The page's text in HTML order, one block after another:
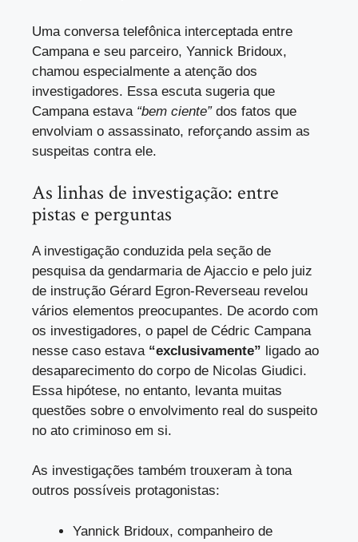
Uma conversa telefônica interceptada entre
Campana e seu parceiro, Yannick Bridoux,
chamou especialmente a atenção dos
investigadores. Essa escuta sugeria que
Campana estava “bem ciente”dos fatos que
envolviam o assassinato, reforçando assim as
suspeitas contra ele.
As linhas de investigação: entre
pistas e perguntas
A investigação conduzida pela seção de
pesquisa da gendarmaria de Ajaccio e pelo juiz
de instrução Gérard Egron-Reverseau revelou
vários elementos preocupantes. De acordo com
os investigadores, o papel de Cédric Campana
nesse caso estava “exclusivamente” ligado ao
desaparecimento do corpo de Nicolas Giudici.
Essa hipótese, no entanto, levanta muitas
questões sobre o envolvimento real do suspeito
no ato criminoso em si.
As investigações também trouxeram à tona
outros possíveis protagonistas:
Yannick Bridoux, companheiro de